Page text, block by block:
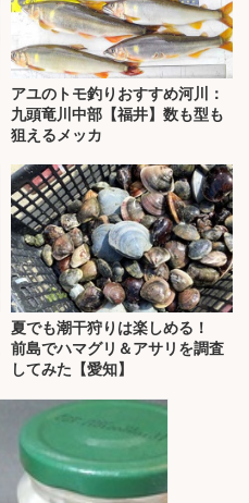
アユのトモ釣りおすすめ河川：
九頭竜川中部【福井】数も型も
狙えるメッカ
夏でも潮干狩りは楽しめる！
前島でハマグリ＆アサリを調査
してみた【愛知】